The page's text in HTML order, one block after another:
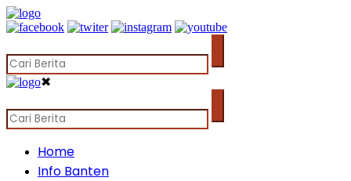
✖
Home
Info Banten